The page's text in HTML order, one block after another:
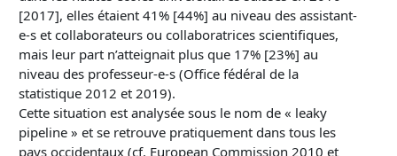
[2017], elles étaient 41% [44%] au niveau des assistant-
e-s et collaborateurs ou collaboratrices scientifiques,
mais leur part n’atteignait plus que 17% [23%] au
niveau des professeur-e-s (Office fédéral de la
statistique 2012 et 2019).
Cette situation est analysée sous le nom de « leaky
pipeline » et se retrouve pratiquement dans tous les
pays occidentaux (cf. European Commission 2010 et